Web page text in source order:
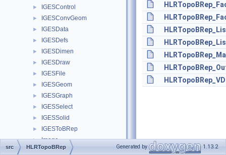
► IGESControl
► IGESConvGeom
► IGESData
► IGESDefs
► IGESDimen
► IGESDraw
► IGESFile
► IGESGeom
► IGESGraph
► IGESSelect
► IGESSolid
► IGESToBRep
► Image
► IMeshData
src HLRTopoBRep Generated by 1.13.2